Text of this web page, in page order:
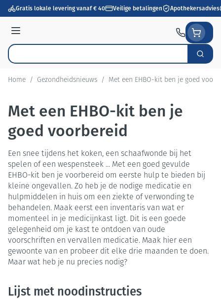
Ga naar de inhoud
Gratis lokale levering vanaf € 40 Veilige betalingen Apothekersadvies
Menu
Product, merk, categorie... Zoek
Home / Gezondheidsnieuws / Met een EHBO-kit ben je goed
Met een EHBO-kit ben je
goed voorbereid
Een snee tijdens het koken, een schaafwonde bij het
spelen of een wespensteek ... Met een goed gevulde
EHBO-kit ben je voorbereid om eerste hulp te bieden bij
kleine ongevallen. Zo heb je de nodige medicatie en
hulpmiddelen in huis om een ziekte of verwonding te
behandelen. Maak eerst een inventaris van wat er
momenteel in je medicijnkast ligt. Dit is een goede
gelegenheid om je kast te ontdoen van oude
voorschriften en vervallen medicatie. Maak hier een
gewoonte van en probeer dit elke drie maanden te doen.
Maar wat heb je nu precies nodig?
Lijst met noodinstructies